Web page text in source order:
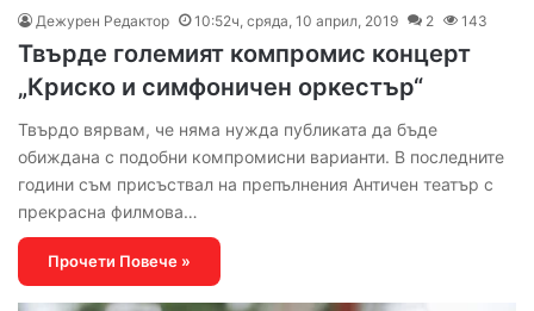
Дежурен Редактор 10:52ч, сряда, 10 април, 2019 2 143
Твърде големият компромис концерт
„Криско и симфоничен оркестър“
Твърдо вярвам, че няма нужда публиката да бъде
обиждана с подобни компромисни варианти. В последните
години съм присъствал на препълнения Античен театър с
прекрасна филмова…
Прочети Повече »